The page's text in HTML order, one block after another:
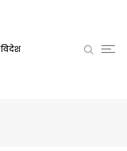
विदेश